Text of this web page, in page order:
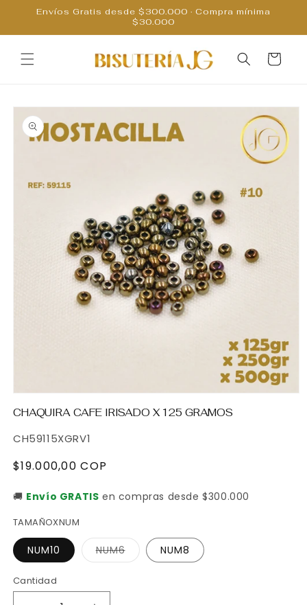
directamente
Envíos Gratis desde $300.000 · Compra mínima
$30.000
Carrito
directamente
información
del producto
elemento
multimedia
en
ventana
modal
CHAQUIRA CAFE IRISADO X 125 GRAMOS
SKU:
CH59115XGRV1
Precio
$19.000,00 COP
🚚 Envío GRATIS en compras desde $300.000
TAMAÑOXNUM
NUM10 NUM6Variante
agotada
NUM8
Cantidad
Cantidad